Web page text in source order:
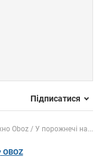
Підписатися
Oboz У порожнечі на...
OBOZ